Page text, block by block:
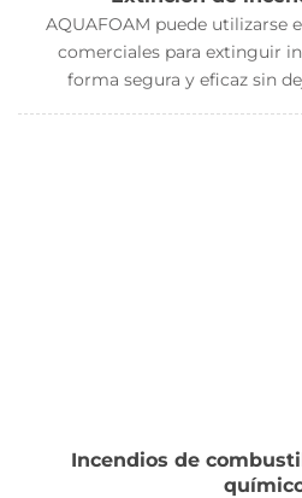
AQUAFOAM puede utilizarse
comerciales para extinguir
forma segura y eficaz sin
Incendios de